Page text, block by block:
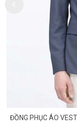
ĐỒNG PHỤC ÁO